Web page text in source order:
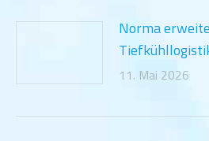
Norma
11. Mai 2026